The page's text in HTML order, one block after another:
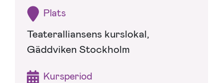
Plats
Teateralliansens kurslokal,
Gäddviken Stockholm
Kursperiod